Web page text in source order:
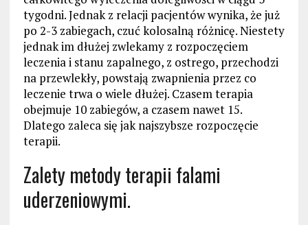
tygodni. Jednak z relacji pacjentów wynika, że już
po 2-3 zabiegach, czuć kolosalną różnicę. Niestety
jednak im dłużej zwlekamy z rozpoczęciem
leczenia i stanu zapalnego, z ostrego, przechodzi
na przewlekły, powstają zwapnienia przez co
leczenie trwa o wiele dłużej. Czasem terapia
obejmuje 10 zabiegów, a czasem nawet 15.
Dlatego zaleca się jak najszybsze rozpoczęcie
terapii.
Zalety metody terapii falami
uderzeniowymi.